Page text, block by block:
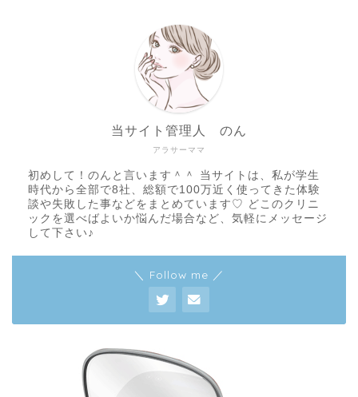
アラサーママ
当サイト管理人 のん
初めして！のんと言います＾＾ 当サイトは、私が学生
時代から全部で8社、総額で100万近く使ってきた体験
談や失敗した事などをまとめています♡ どこのクリニ
ックを選べばよいか悩んだ場合など、気軽にメッセージ
して下さい♪
＼ Follow me ／